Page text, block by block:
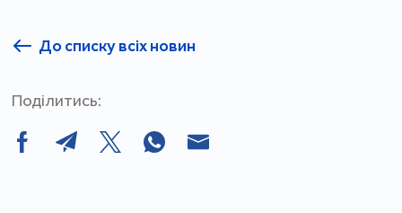
До списку всіх новин
Поділитись: